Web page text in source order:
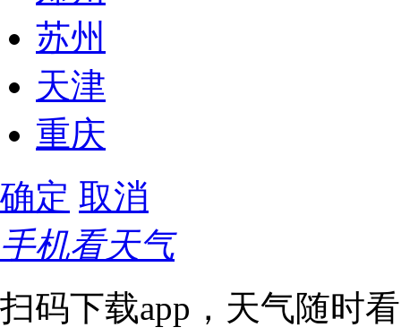
苏州
天津
重庆
确定 取消
手机看天气
扫码下载app，天气随时看